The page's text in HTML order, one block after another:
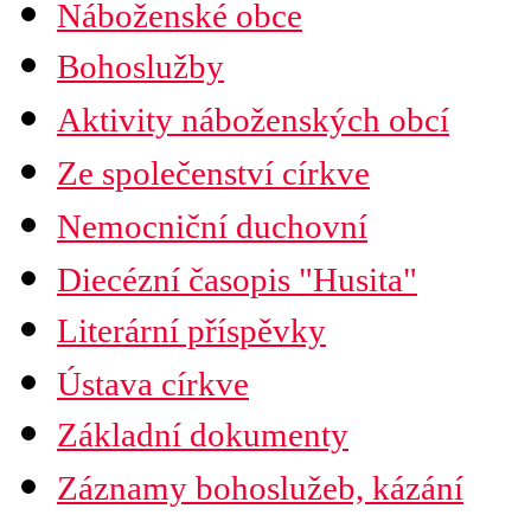
Náboženské obce
Mapa diecéze
Bohoslužby
Aktivity náboženských obcí
Ze společenství církve
Nemocniční duchovní
Diecézní časopis "Husita"
Předplatné
Literární příspěvky
Ústava církve
Preambule
Závěrečná ustanovení
Organizační uspořádání
Základní dokumenty
Záznamy bohoslužeb, kázání